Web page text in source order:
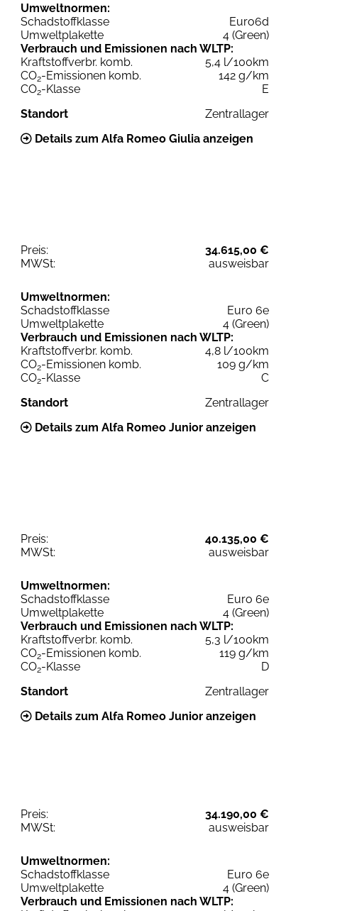
Umweltnormen:
Schadstoffklasse
Euro6d
Umweltplakette
4 (Green)
Verbrauch und Emissionen nach WLTP:
Kraftstoffverbr. komb.
5,4 l/100km
CO2-Emissionen komb.
142 g/km
CO2-Klasse
E
Standort
Zentrallager
Details zum Alfa Romeo Giulia anzeigen
Preis:
34.615,00 €
MWSt:
ausweisbar
Umweltnormen:
Schadstoffklasse
Euro 6e
Umweltplakette
4 (Green)
Verbrauch und Emissionen nach WLTP:
Kraftstoffverbr. komb.
4,8 l/100km
CO2-Emissionen komb.
109 g/km
CO2-Klasse
C
Standort
Zentrallager
Details zum Alfa Romeo Junior anzeigen
Preis:
40.135,00 €
MWSt:
ausweisbar
Umweltnormen:
Schadstoffklasse
Euro 6e
Umweltplakette
4 (Green)
Verbrauch und Emissionen nach WLTP:
Kraftstoffverbr. komb.
5,3 l/100km
CO2-Emissionen komb.
119 g/km
CO2-Klasse
D
Standort
Zentrallager
Details zum Alfa Romeo Junior anzeigen
Preis:
34.190,00 €
MWSt:
ausweisbar
Umweltnormen:
Schadstoffklasse
Euro 6e
Umweltplakette
4 (Green)
Verbrauch und Emissionen nach WLTP: